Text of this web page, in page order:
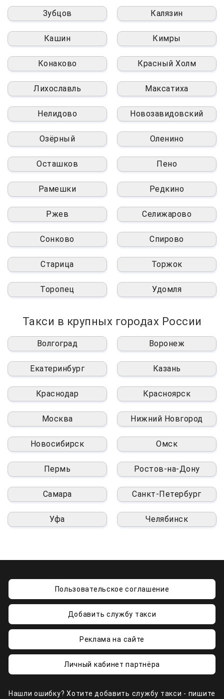
Зубцов Калязин
Кашин Кимры
Конаково Красный Холм
Лихославль Максатиха
Нелидово Новозавидовский
Озёрный Оленино
Осташков Пено
Рамешки Редкино
Ржев Селижарово
Сонково Спирово
Старица Торжок
Торопец Удомля
Такси в крупных городах России
Волгоград Воронеж
Екатеринбург Казань
Краснодар Красноярск
Москва Нижний Новгород
Новосибирск Омск
Пермь Ростов-на-Дону
Самара Санкт-Петербург
Уфа Челябинск
Пользовательское соглашение
Добавить службу такси
Реклама на сайте
Личный кабинет партнёра
Нашли ошибку? Хотите добавить службу такси - пишите